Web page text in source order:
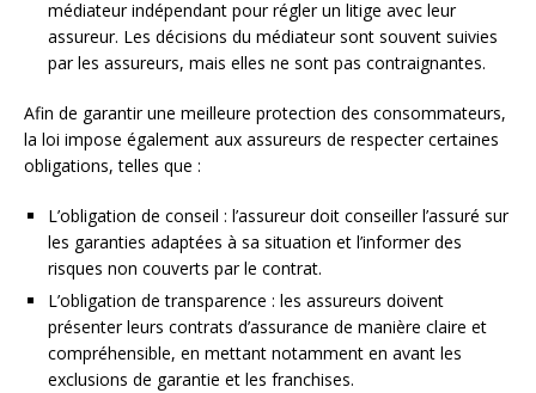
médiateur indépendant pour régler un litige avec leur
assureur. Les décisions du médiateur sont souvent suivies
par les assureurs, mais elles ne sont pas contraignantes.
Afin de garantir une meilleure protection des consommateurs,
la loi impose également aux assureurs de respecter certaines
obligations, telles que :
L’obligation de conseil : l’assureur doit conseiller l’assuré sur
les garanties adaptées à sa situation et l’informer des
risques non couverts par le contrat.
L’obligation de transparence : les assureurs doivent
présenter leurs contrats d’assurance de manière claire et
compréhensible, en mettant notamment en avant les
exclusions de garantie et les franchises.